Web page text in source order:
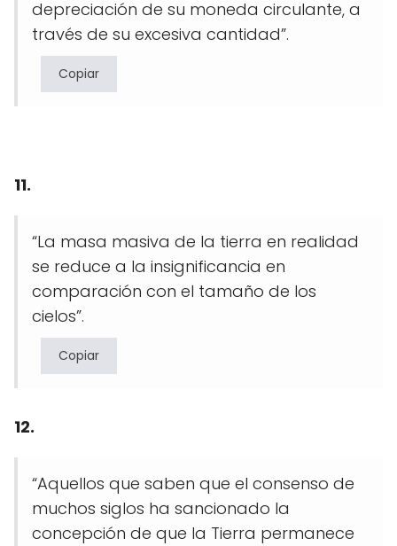
depreciación de su moneda circulante, a
través de su excesiva cantidad”.
Copiar
11.
“La masa masiva de la tierra en realidad
se reduce a la insignificancia en
comparación con el tamaño de los
cielos”.
Copiar
12.
“Aquellos que saben que el consenso de
muchos siglos ha sancionado la
concepción de que la Tierra permanece